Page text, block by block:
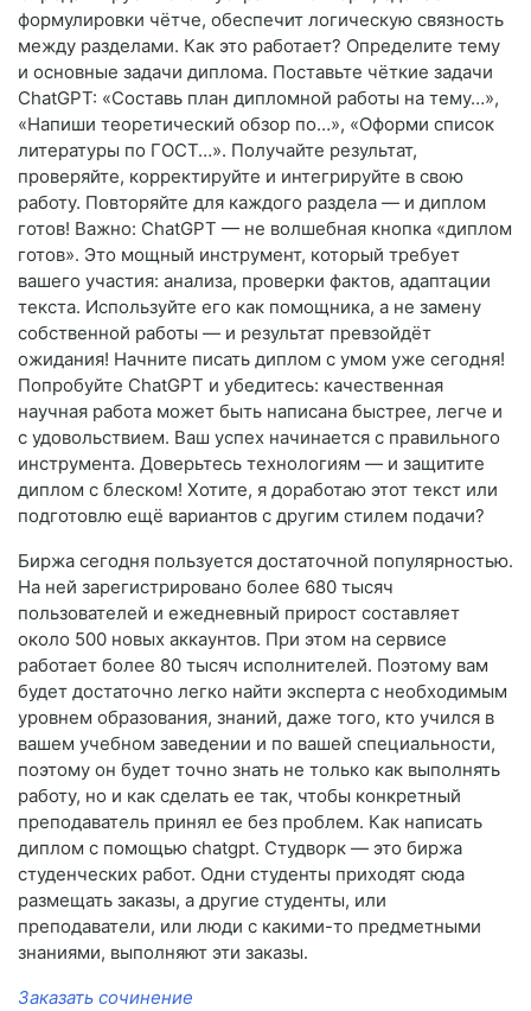
формулировки чётче, обеспечит логическую связность
между разделами. Как это работает? Определите тему
и основные задачи диплома. Поставьте чёткие задачи
ChatGPT: «Составь план дипломной работы на тему…»,
«Напиши теоретический обзор по…», «Оформи список
литературы по ГОСТ…». Получайте результат,
проверяйте, корректируйте и интегрируйте в свою
работу. Повторяйте для каждого раздела — и диплом
готов! Важно: ChatGPT — не волшебная кнопка «диплом
готов». Это мощный инструмент, который требует
вашего участия: анализа, проверки фактов, адаптации
текста. Используйте его как помощника, а не замену
собственной работы — и результат превзойдёт
ожидания! Начните писать диплом с умом уже сегодня!
Попробуйте ChatGPT и убедитесь: качественная
научная работа может быть написана быстрее, легче и
с удовольствием. Ваш успех начинается с правильного
инструмента. Доверьтесь технологиям — и защитите
диплом с блеском! Хотите, я доработаю этот текст или
подготовлю ещё вариантов с другим стилем подачи?
Биржа сегодня пользуется достаточной популярностью.
На ней зарегистрировано более 680 тысяч
пользователей и ежедневный прирост составляет
около 500 новых аккаунтов. При этом на сервисе
работает более 80 тысяч исполнителей. Поэтому вам
будет достаточно легко найти эксперта с необходимым
уровнем образования, знаний, даже того, кто учился в
вашем учебном заведении и по вашей специальности,
поэтому он будет точно знать не только как выполнять
работу, но и как сделать ее так, чтобы конкретный
преподаватель принял ее без проблем. Как написать
диплом с помощью chatgpt. Студворк — это биржа
студенческих работ. Одни студенты приходят сюда
размещать заказы, а другие студенты, или
преподаватели, или люди с какими-то предметными
знаниями, выполняют эти заказы.
Заказать сочинение